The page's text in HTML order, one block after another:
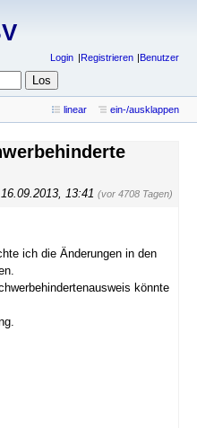
Login Registrieren Benutzer
linear ein-/ausklappen
13:41 (vor 4708 Tagen)
ich die Änderungen in den
könnte